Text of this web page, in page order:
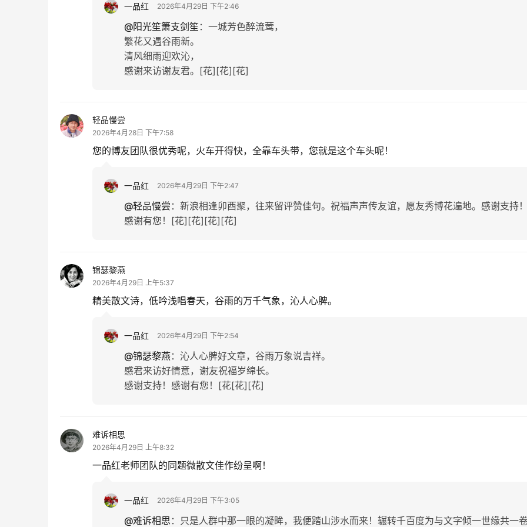
一品红 2026年4月29日 下午2:46
@阳光笙箫支剑笙 ： 一城芳色醉流莺，
繁花又遇谷雨新。
清风细雨迎欢沁，
感谢来访谢友君。[花][花][花]
轻品慢尝
2026年4月28日 下午7:58
您的博友团队很优秀呢，火车开得快，全靠车头带，您就是这个车头呢！
一品红 2026年4月29日 下午2:47
@轻品慢尝 ： 新浪相逢卯酉聚，往来留评赞佳句。祝福声声传友谊，愿友秀博花遍地。感谢支持
感谢有您！[花][花][花][花]
锦瑟黎燕
2026年4月29日 上午5:37
精美散文诗，低吟浅唱春天，谷雨的万千气象，沁人心脾。
一品红 2026年4月29日 下午2:54
@锦瑟黎燕： 沁人心脾好文章，谷雨万象说吉祥。
感君来访好情意，谢友祝福岁绵长。
感谢支持！感谢有您！[花[花][花]
难诉相思
2026年4月29日 上午8:32
一品红老师团队的同题微散文佳作纷呈啊！
一品红 2026年4月29日 下午3:05
@难诉相思 ： 只是人群中那一眼的凝眸，我便踏山涉水而来！辗转千百度为与文字倾一世缘共一